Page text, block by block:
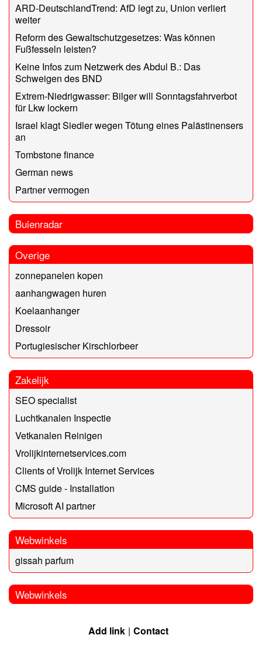
ARD-DeutschlandTrend: AfD legt zu, Union verliert
weiter
Reform des Gewaltschutzgesetzes: Was können
Fußfesseln leisten?
Keine Infos zum Netzwerk des Abdul B.: Das
Schweigen des BND
Extrem-Niedrigwasser: Bilger will Sonntagsfahrverbot
für Lkw lockern
Israel klagt Siedler wegen Tötung eines Palästinensers
an
Tombstone finance
German news
Partner vermogen
Buienradar
Overige
zonnepanelen kopen
aanhangwagen huren
Koelaanhanger
Dressoir
Portugiesischer Kirschlorbeer
Zakelijk
SEO specialist
Luchtkanalen Inspectie
Vetkanalen Reinigen
Vrolijkinternetservices.com
Clients of Vrolijk Internet Services
CMS guide - Installation
Microsoft AI partner
Webwinkels
gissah parfum
Webwinkels
Add link Contact